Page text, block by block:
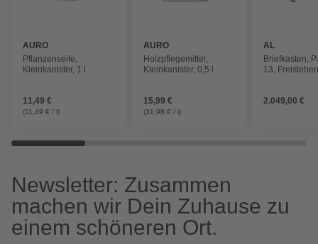
AURO
Pflanzenseife,
Kleinkanister, 1 l
11,49 €
(11,49 € / l)
AURO
Holzpflegemittel,
Kleinkanister, 0,5 l
15,99 €
(31,98 € / l)
AL
Briefkasten,
13,
2.049,00 €
Newsletter: Zusammen
machen wir Dein Zuhause zu
einem schöneren Ort.